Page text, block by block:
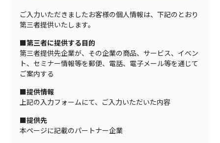
ご入力いただきましたお客様の個人情報は、下記のとおり
第三者提供いたします。
■第三者に提供する目的
第三者提供先企業が、その企業の商品、サービス、イベン
ト、セミナー情報等を郵便、電話、電子メール等を通じて
ご案内する
■提供情報
上記の入力フォームにて、ご入力いただいた内容
■提供先
本ページに記載のパートナー企業